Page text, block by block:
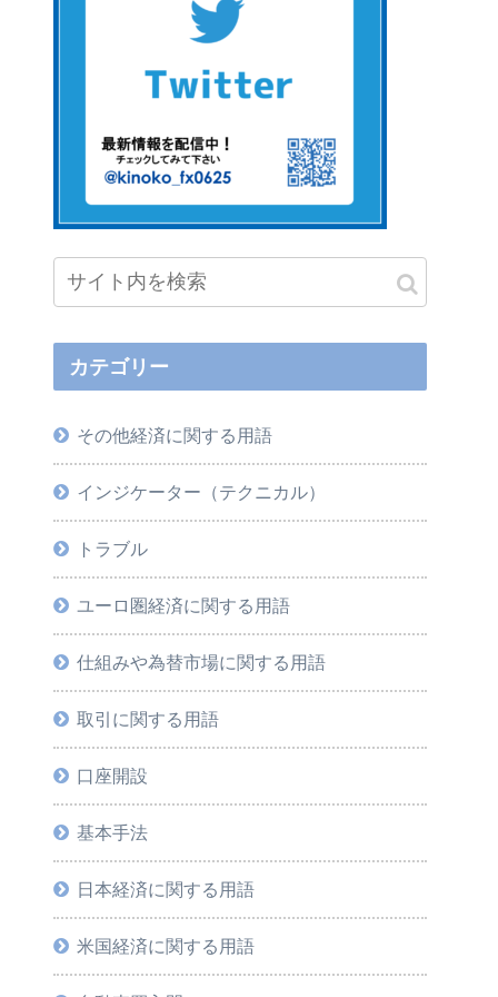
カテゴリー
その他経済に関する用語
インジケーター（テクニカル）
トラブル
ユーロ圏経済に関する用語
仕組みや為替市場に関する用語
取引に関する用語
口座開設
基本手法
日本経済に関する用語
米国経済に関する用語